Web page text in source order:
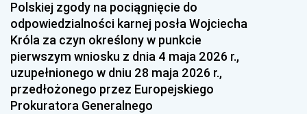
Polskiej zgody na pociągnięcie do
odpowiedzialności karnej posła Wojciecha
Króla za czyn określony w punkcie
pierwszym wniosku z dnia 4 maja 2026 r.,
uzupełnionego w dniu 28 maja 2026 r.,
przedłożonego przez Europejskiego
Prokuratora Generalnego